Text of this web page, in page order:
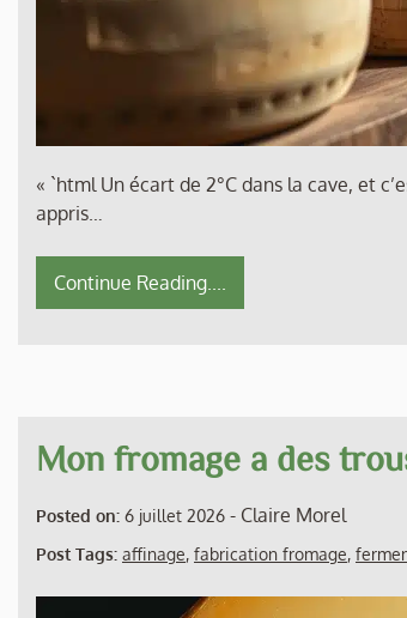
« `html Un écart de 2°C dans la cave, et
appris…
Continue Reading....
Mon fromage a des
Posted on: 6 juillet 2026 - Claire Morel
Post Tags: affinage, fabrication fromage,